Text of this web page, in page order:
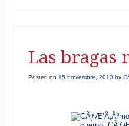
Las bragas
Posted on 15 noviembre, 2013 by